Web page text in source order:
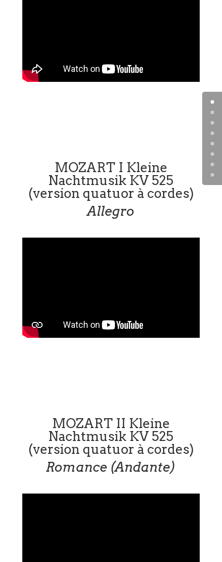
MOZART I Kleine
Nachtmusik KV 525
(version quatuor à cordes)
Allegro
MOZART II Kleine
Nachtmusik KV 525
(version quatuor à cordes)
Romance (Andante)